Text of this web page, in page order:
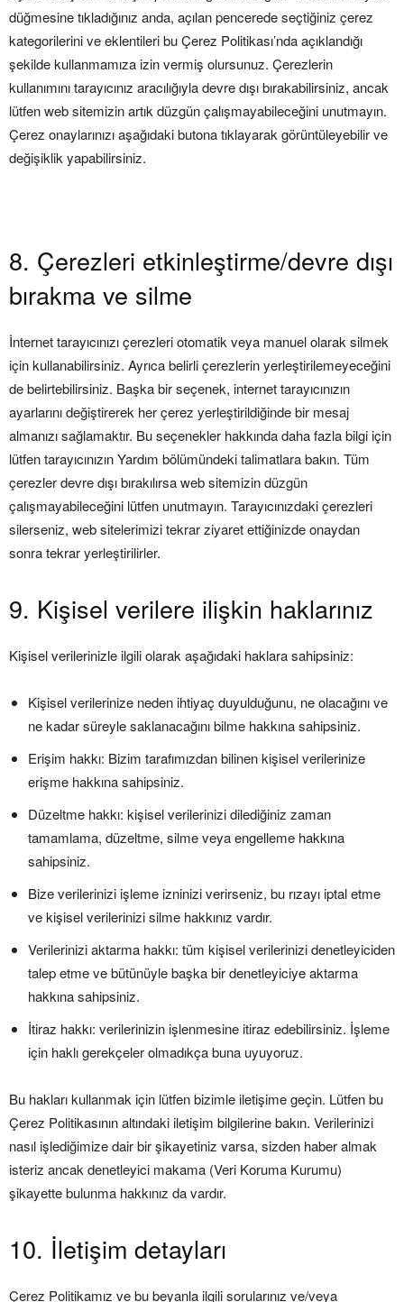
düğmesine tıkladığınız anda, açılan pencerede seçtiğiniz çerez
kategorilerini ve eklentileri bu Çerez Politikası’nda açıklandığı
şekilde kullanmamıza izin vermiş olursunuz. Çerezlerin
kullanımını tarayıcınız aracılığıyla devre dışı bırakabilirsiniz, ancak
lütfen web sitemizin artık düzgün çalışmayabileceğini unutmayın.
Çerez onaylarınızı aşağıdaki butona tıklayarak görüntüleyebilir ve
değişiklik yapabilirsiniz.
8. Çerezleri etkinleştirme/devre dışı
bırakma ve silme
İnternet tarayıcınızı çerezleri otomatik veya manuel olarak silmek
için kullanabilirsiniz. Ayrıca belirli çerezlerin yerleştirilemeyeceğini
de belirtebilirsiniz. Başka bir seçenek, internet tarayıcınızın
ayarlarını değiştirerek her çerez yerleştirildiğinde bir mesaj
almanızı sağlamaktır. Bu seçenekler hakkında daha fazla bilgi için
lütfen tarayıcınızın Yardım bölümündeki talimatlara bakın. Tüm
çerezler devre dışı bırakılırsa web sitemizin düzgün
çalışmayabileceğini lütfen unutmayın. Tarayıcınızdaki çerezleri
silerseniz, web sitelerimizi tekrar ziyaret ettiğinizde onaydan
sonra tekrar yerleştirilirler.
9. Kişisel verilere ilişkin haklarınız
Kişisel verilerinizle ilgili olarak aşağıdaki haklara sahipsiniz:
Kişisel verilerinize neden ihtiyaç duyulduğunu, ne olacağını ve
ne kadar süreyle saklanacağını bilme hakkına sahipsiniz.
Erişim hakkı: Bizim tarafımızdan bilinen kişisel verilerinize
erişme hakkına sahipsiniz.
Düzeltme hakkı: kişisel verilerinizi dilediğiniz zaman
tamamlama, düzeltme, silme veya engelleme hakkına
sahipsiniz.
Bize verilerinizi işleme izninizi verirseniz, bu rızayı iptal etme
ve kişisel verilerinizi silme hakkınız vardır.
Verilerinizi aktarma hakkı: tüm kişisel verilerinizi denetleyiciden
talep etme ve bütünüyle başka bir denetleyiciye aktarma
hakkına sahipsiniz.
İtiraz hakkı: verilerinizin işlenmesine itiraz edebilirsiniz. İşleme
için haklı gerekçeler olmadıkça buna uyuyoruz.
Bu hakları kullanmak için lütfen bizimle iletişime geçin. Lütfen bu
Çerez Politikasının altındaki iletişim bilgilerine bakın. Verilerinizi
nasıl işlediğimize dair bir şikayetiniz varsa, sizden haber almak
isteriz ancak denetleyici makama (Veri Koruma Kurumu)
şikayette bulunma hakkınız da vardır.
10. İletişim detayları
Çerez Politikamız ve bu beyanla ilgili sorularınız ve/veya